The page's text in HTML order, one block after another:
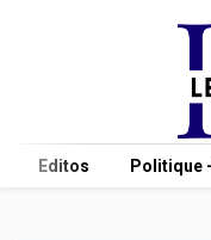
Editos Politique